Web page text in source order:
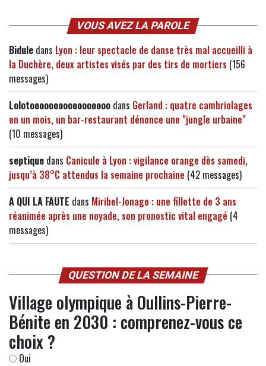
VOUS AVEZ LA PAROLE
Bidule dans Lyon : leur spectacle de danse très mal accueilli à
la Duchère, deux artistes visés par des tirs de mortiers (156
messages)
Lolotooooooooooooooooo dans Gerland : quatre cambriolages
en un mois, un bar-restaurant dénonce une "jungle urbaine"
(10 messages)
septique dans Canicule à Lyon : vigilance orange dès samedi,
jusqu’à 38°C attendus la semaine prochaine (42 messages)
A QUI LA FAUTE dans Miribel-Jonage : une fillette de 3 ans
réanimée après une noyade, son pronostic vital engagé (4
messages)
QUESTION DE LA SEMAINE
Village olympique à Oullins-Pierre-
Bénite en 2030 : comprenez-vous ce
choix ?
Oui